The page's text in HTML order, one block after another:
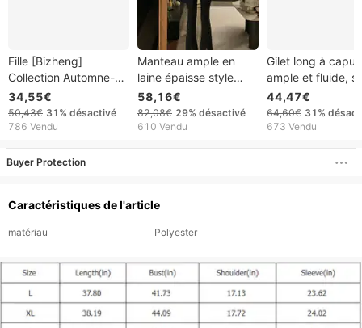
Fille [Bizheng]
Collection Automne-
Hiver 2025, Cardigan
tricoté deux pièces
style coréen, broderie
courtes et longues
34,55€
50,43€ 31% désactivé
786 Vendu
Manteau ample en
laine épaisse style
vintage automne-hiver
2025 pour femme,
tailles petites
58,16€
82,08€ 29% désactivé
610 Vendu
Gilet long à
ample et fluide,
coréen original
pour femme, idéal
pour l'automne et
44,47€
64,60€ 31%
673 Vendu
Buyer Protection
Caractéristiques de l'article
matériau Polyester